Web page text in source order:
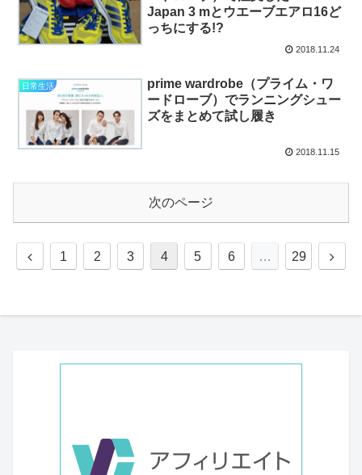
Japan 3 mとウエーブエアロ16ど
っちにする!?
2018.11.24
日常生活
prime wardrobe（プライム・ワ
ードローブ）でランニングシュー
ズをまとめて試し履き
2018.11.15
次のページ
前
1 2 3 4 5 6 … 29
次